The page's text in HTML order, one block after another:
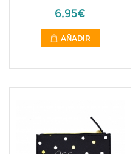
6,95€
AÑADIR